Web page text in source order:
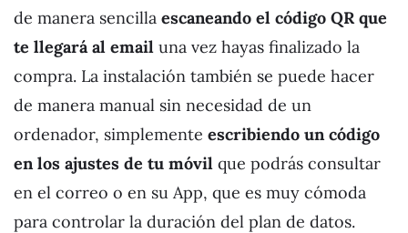
de manera sencilla escaneando el código QR que
te llegará al email una vez hayas finalizado la
compra. La instalación también se puede hacer
de manera manual sin necesidad de un
ordenador, simplemente escribiendo un código
en los ajustes de tu móvil que podrás consultar
en el correo o en su App, que es muy cómoda
para controlar la duración del plan de datos.